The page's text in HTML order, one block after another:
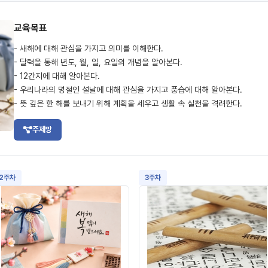
교육목표
- 새해에 대해 관심을 가지고 의미를 이해한다.
- 달력을 통해 년도, 월, 일, 요일의 개념을 알아본다.
- 12간지에 대해 알아본다.
- 우리나라의 명절인 설날에 대해 관심을 가지고 풍습에 대해 알아본다.
- 뜻 깊은 한 해를 보내기 위해 계획을 세우고 생활 속 실천을 격려한다.
주제망
주차 3주차